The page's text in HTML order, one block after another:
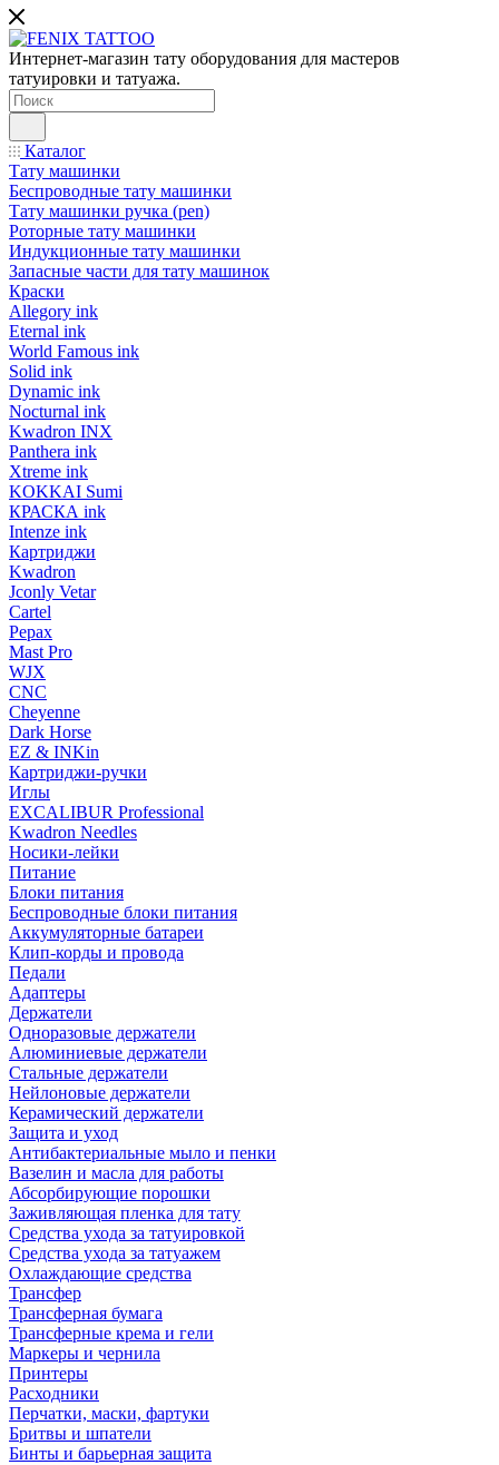
Интернет-магазин тату оборудования для мастеров
татуировки и татуажа.
Каталог
Тату машинки
Беспроводные тату машинки
Тату машинки ручка (pen)
Роторные тату машинки
Индукционные тату машинки
Запасные части для тату машинок
Краски
Allegory ink
Eternal ink
World Famous ink
Solid ink
Dynamic ink
Nocturnal ink
Kwadron INX
Panthera ink
Xtreme ink
KOKKAI Sumi
КРАСКА ink
Intenze ink
Картриджи
Kwadron
Jconly Vetar
Cartel
Pepax
Mast Pro
WJX
CNC
Cheyenne
Dark Horse
EZ & INKin
Картриджи-ручки
Иглы
EXCALIBUR Professional
Kwadron Needles
Носики-лейки
Питание
Блоки питания
Беспроводные блоки питания
Аккумуляторные батареи
Клип-корды и провода
Педали
Адаптеры
Держатели
Одноразовые держатели
Алюминиевые держатели
Стальные держатели
Нейлоновые держатели
Керамический держатели
Защита и уход
Антибактериальные мыло и пенки
Вазелин и масла для работы
Абсорбирующие порошки
Заживляющая пленка для тату
Средства ухода за татуировкой
Средства ухода за татуажем
Охлаждающие средства
Трансфер
Трансферная бумага
Трансферные крема и гели
Маркеры и чернила
Принтеры
Расходники
Перчатки, маски, фартуки
Бритвы и шпатели
Бинты и барьерная защита